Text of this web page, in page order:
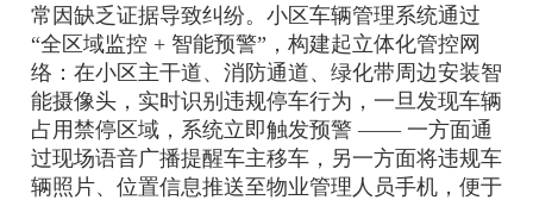
常因缺乏证据导致纠纷。小区车辆管理系统通过
“全区域监控 + 智能预警”，构建起立体化管控网
络：在小区主干道、消防通道、绿化带周边安装智
能摄像头，实时识别违规停车行为，一旦发现车辆
占用禁停区域，系统立即触发预警 —— 一方面通
过现场语音广播提醒车主移车，另一方面将违规车
辆照片、位置信息推送至物业管理人员手机，便于